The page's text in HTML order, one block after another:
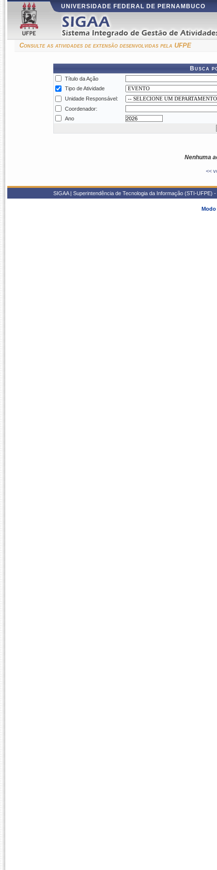
UNIVERSIDADE FEDERAL DE PERNAMBUCO
Consulte as atividades de extensão desenvolvidas pela UFPE
Busca
Título da Ação
Tipo de Atividade
Unidade Responsável:
Coordenador:
Ano
Nenhuma
<<
SIGAA | Superintendência de Tecnologia da Informação (STI-
Modo